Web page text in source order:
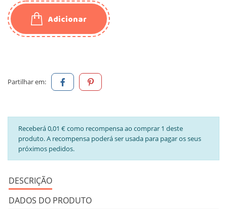
Adicionar
Partilhar em:
Receberá 0,01 € como recompensa ao comprar 1 deste
produto. A recompensa poderá ser usada para pagar os seus
próximos pedidos.
DESCRIÇÃO
DADOS DO PRODUTO